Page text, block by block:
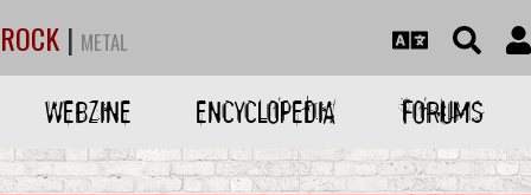
ROCK | METAL
WEBZINE ENCYCLOPEDIA FORUMS